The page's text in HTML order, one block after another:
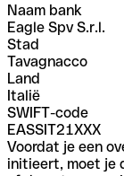
Naam bank
Eagle Spv S.r.l.
Stad
Tavagnacco
Land
Italië
SWIFT-code
EASSIT21XXX
Voordat je een
initieert, moet je